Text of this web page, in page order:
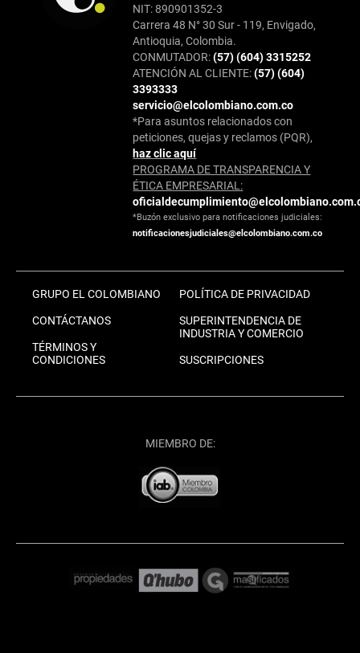
NIT: 890901352-3
Carrera 48 N° 30 Sur - 119, Envigado,
Antioquia, Colombia.
CONMUTADOR:(57) (604) 3315252
ATENCIÓN AL CLIENTE:(57) (604)
3393333
servicio@elcolombiano.com.co
*Para asuntos relacionados con
peticiones, quejas y reclamos (PQR),
haz clic aquí
PROGRAMA DE TRANSPARENCIA Y
ÉTICA EMPRESARIAL:
*Buzón exclusivo para notificaciones judiciales:
notificacionesjudiciales@elcolombiano.com.co
GRUPO EL COLOMBIANO
CONTÁCTANOS
TÉRMINOS Y
CONDICIONES
POLÍTICA DE PRIVACIDAD
SUPERINTENDENCIA DE
INDUSTRIA Y COMERCIO
SUSCRIPCIONES
MIEMBRO DE: